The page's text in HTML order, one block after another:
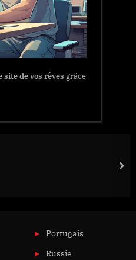
site de vos rêves grâce
Portugais
Russie